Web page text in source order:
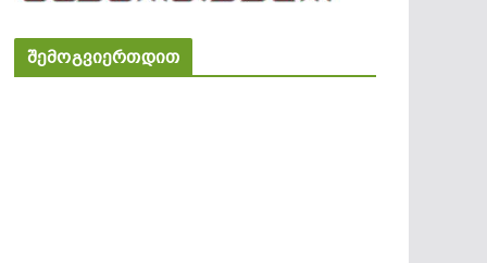
შემოგვიერთდით